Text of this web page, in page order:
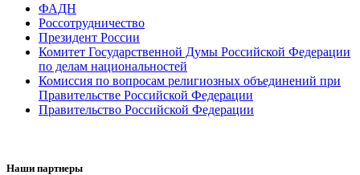
ФАДН
Россотрудничество
Президент России
Комитет Государственной Думы Российской Федерации
по делам национальностей
Комиссия по вопросам религиозных объединений при
Правительстве Российской Федерации
Правительство Российской Федерации
Наши партнеры